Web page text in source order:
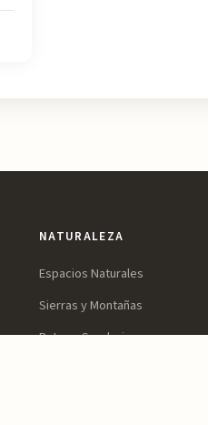
NATURALEZA
Espacios Naturales
Sierras y Montañas
Rutas y Senderismo